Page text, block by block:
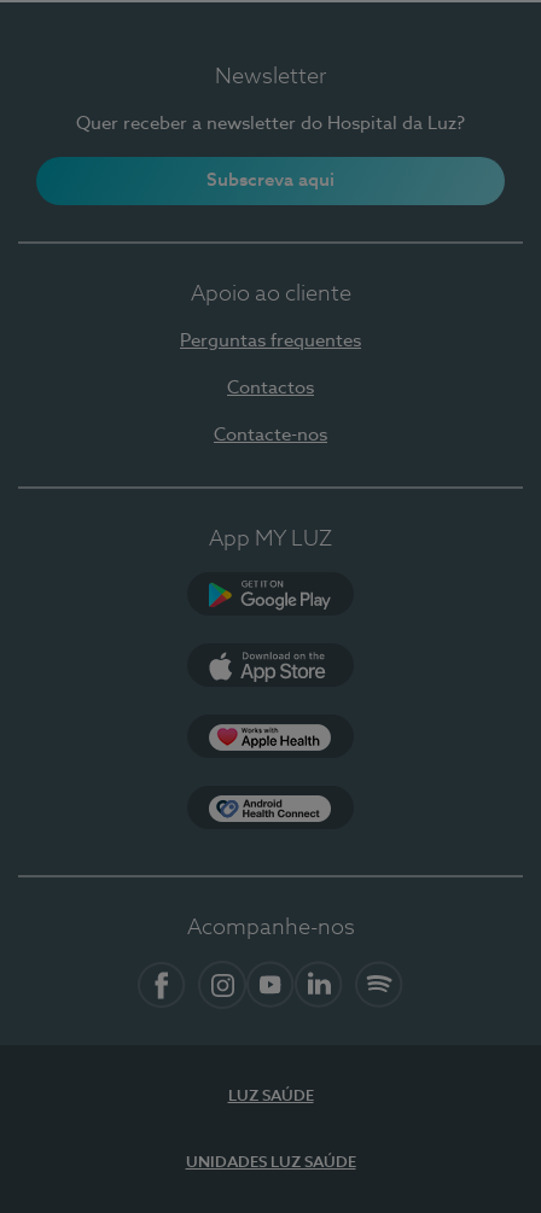
Newsletter
Quer receber a newsletter do Hospital da Luz?
Subscreva aqui
Apoio ao cliente
Perguntas frequentes
Contactos
Contacte-nos
App MY LUZ
Acompanhe-nos
LUZ SAÚDE
UNIDADES LUZ SAÚDE